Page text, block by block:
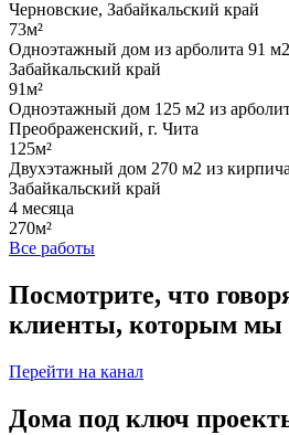
Черновские, Забайкальский край
73м²
Одноэтажный дом из арболита 91
Забайкальский край
91м²
Одноэтажный дом 125 м2 из
Преображенский, г. Чита
125м²
Двухэтажный дом 270 м2 из
Забайкальский край
4 месяца
270м²
Все работы
Посмотрите, что
клиенты, которым мы
Перейти на канал
Дома под ключ